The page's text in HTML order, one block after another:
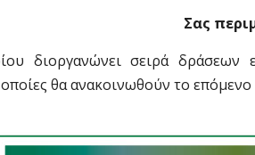
Σας
διοργανώνει σειρά δράσεων
θα ανακοινωθούν το επόμενο